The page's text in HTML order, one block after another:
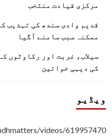
مرکزی قیادت منتخب
قدیم وادی سندھ کی تہذیب
ممکنہ سبب سامنے آگیا
سیلاب، غربت اور رکاوٹوں
کی دیہی خواتین
ویڈیو
videos/619957470